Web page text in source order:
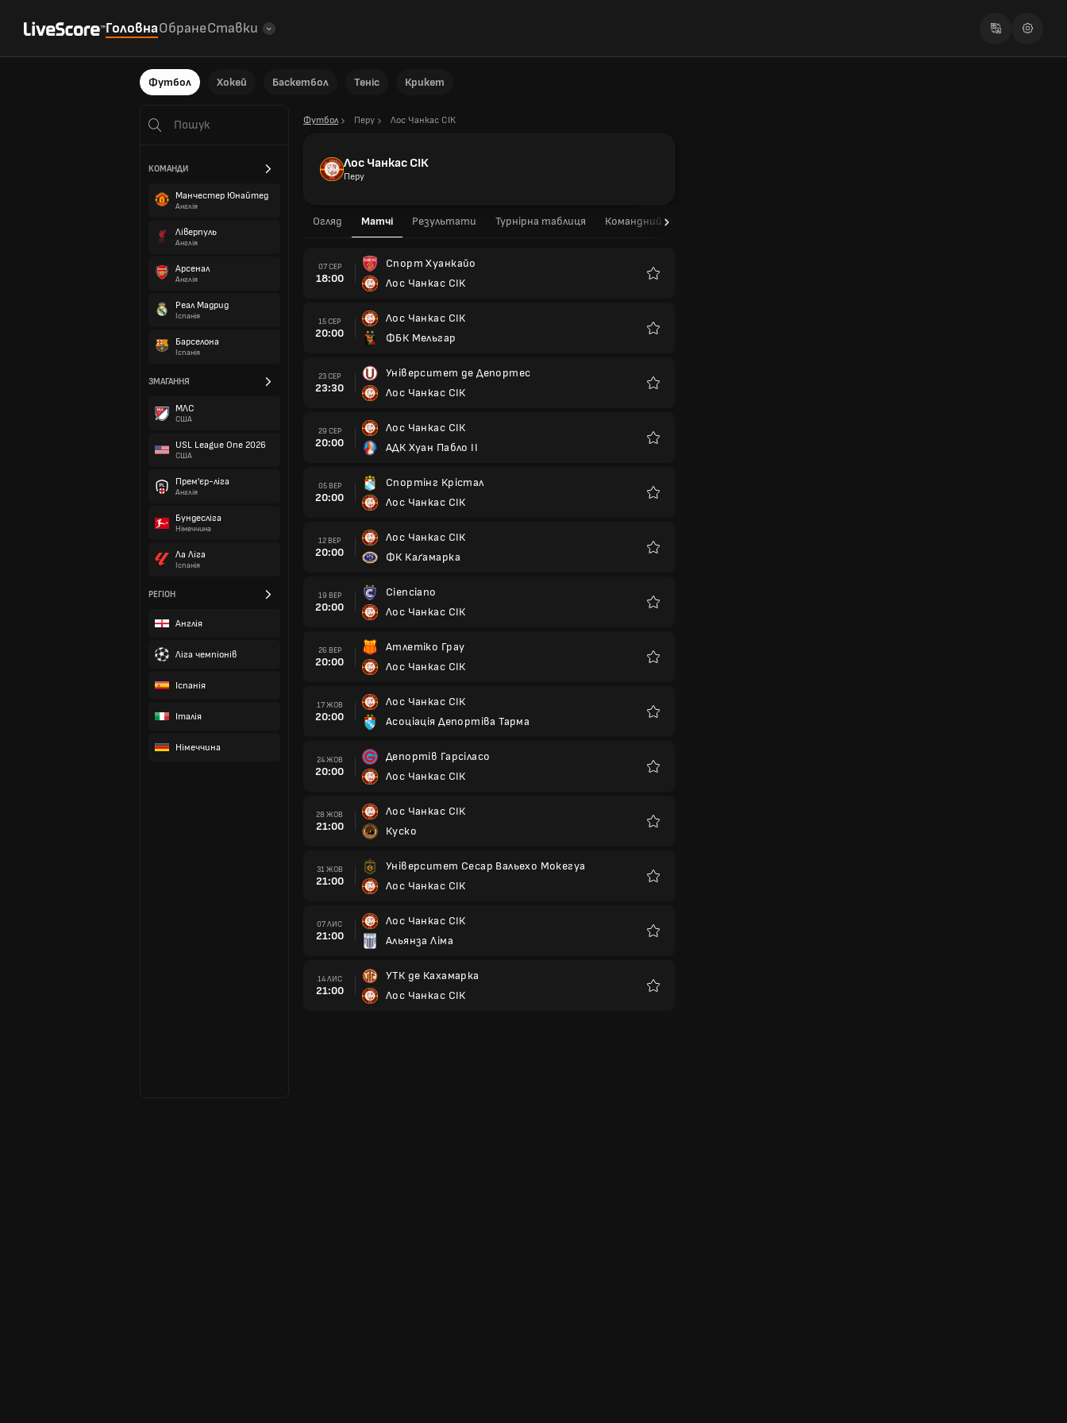
ГоловнаОбранеСтавки
Футбол Хокей Баскетбол Теніс Крикет
КОМАНДИ
Манчестер Юнайтед
Англія
Ліверпуль
Англія
Арсенал
Англія
Реал Мадрид
Іспанія
Барселона
Іспанія
ЗМАГАННЯ
МЛС
США
USL League One 2026
США
Прем'єр-ліга
Англія
Бундесліга
Німеччина
Ла Ліга
Іспанія
РЕГІОН
Англія
Ліга чемпіонів
Іспанія
Італія
Німеччина
Футбол Перу Лос Чанкас СІК
Лос Чанкас СІК
Перу
Огляд Матчі Результати Турнірна таблиця Командний склад
07 СЕР
18:00
Спорт Хуанкайо
Лос Чанкас СІК
15 СЕР
20:00
Лос Чанкас СІК
ФБК Мельгар
23 СЕР
23:30
Університет де Депортес
Лос Чанкас СІК
29 СЕР
20:00
Лос Чанкас СІК
АДК Хуан Пабло II
05 ВЕР
20:00
Спортінг Крістал
Лос Чанкас СІК
12 ВЕР
20:00
Лос Чанкас СІК
ФК Каґамарка
19 ВЕР
20:00
Cienciano
Лос Чанкас СІК
26 ВЕР
20:00
Атлетіко Грау
Лос Чанкас СІК
17 ЖОВ
20:00
Лос Чанкас СІК
Асоціація Депортіва Тарма
24 ЖОВ
20:00
Депортів Гарсіласо
Лос Чанкас СІК
28 ЖОВ
21:00
Лос Чанкас СІК
Куско
31 ЖОВ
21:00
Університет Сесар Вальехо Мокегуа
Лос Чанкас СІК
07 ЛИС
21:00
Лос Чанкас СІК
Альянза Ліма
14 ЛИС
21:00
УТК де Кахамарка
Лос Чанкас СІК